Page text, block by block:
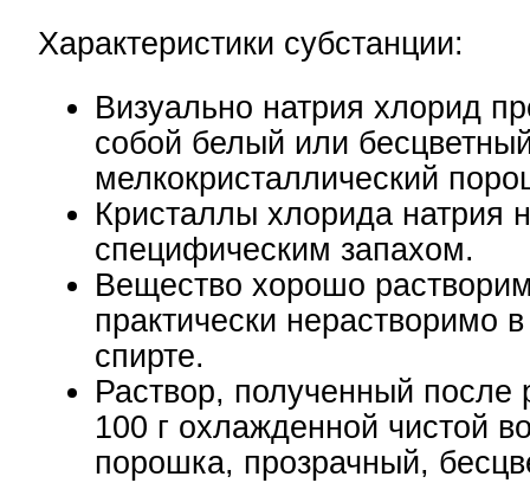
Характеристики субстанции:
Визуально натрия хлорид
собой белый или
мелкокристаллический
Кристаллы хлорида натрия
специфическим запахом.
Вещество хорошо
практически нерастворимо
спирте.
Раствор, полученный после
100 г охлажденной чистой
порошка, прозрачный,